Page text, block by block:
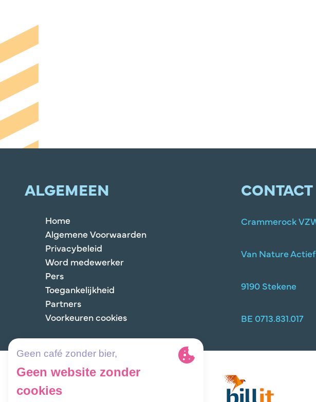
ALGEMEEN
Home
Algemene Voorwaarden
Privacybeleid
Word medewerker
Pers
Toegankelijkheid
Partners
Voorkeuren cookies
CONTACT
Crammerock
Van Nature
9190 Stekene
BE 0713.831.017